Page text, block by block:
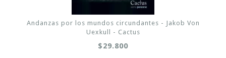
Andanzas por los mundos circundantes - Jakob Von
Uexkull - Cactus
$29.800